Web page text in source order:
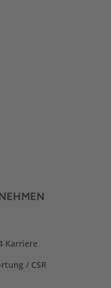
Karriere
/ CSR